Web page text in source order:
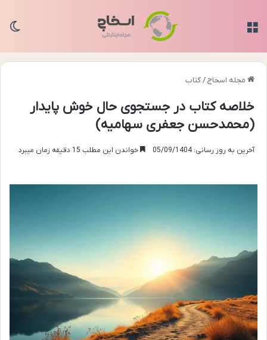
مجله اسخاج/کتاب
خلاصه کتاب در جستجوی حال خوش پایدار
(محمدحسن جعفری سهامیه)
آخرین به روز رسانی: 05/09/1404 خواندن این مطلب 15 دقیقه زمان میبرد